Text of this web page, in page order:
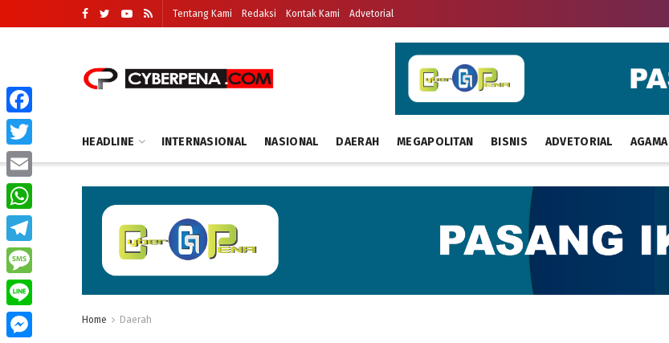
Tentang Kami Redaksi Kontak Kami Advetorial
HEADLINE INTERNASIONAL NASIONAL DAERAH MEGAPOLITAN BISNIS ADVETORIAL AGAMA
Home Daerah
Facebook
Twitter
Email
WhatsApp
Telegram
Message
Line